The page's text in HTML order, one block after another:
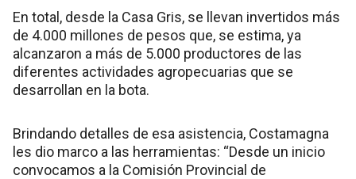
En total, desde la Casa Gris, se llevan invertidos más
de 4.000 millones de pesos que, se estima, ya
alcanzaron a más de 5.000 productores de las
diferentes actividades agropecuarias que se
desarrollan en la bota.
Brindando detalles de esa asistencia, Costamagna
les dio marco a las herramientas: “Desde un inicio
convocamos a la Comisión Provincial de